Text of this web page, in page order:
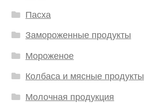
Пасха
Замороженные продукты
Мороженое
Колбаса и мясные продукты
Молочная продукция